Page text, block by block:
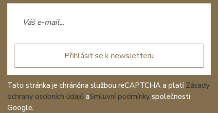
Přihlásit se k newsletteru
Tato stránka je chráněna službou reCAPTCHA a platí Zásady
ochrany osobních údajů aSmluvní podmínky společnosti
Google.